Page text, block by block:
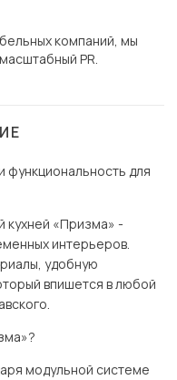
компаний, мы
PR.
функциональность для
кухней «Призма» -
интерьеров.
удобную
впишется в любой
модульной системе